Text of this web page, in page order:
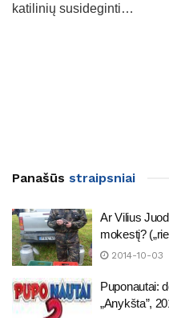
katilinių susideginti…
Panašūs straipsniai
Ar Vilius
mokestį?
2014-10-03
Puponautai:
„Anykšta”,